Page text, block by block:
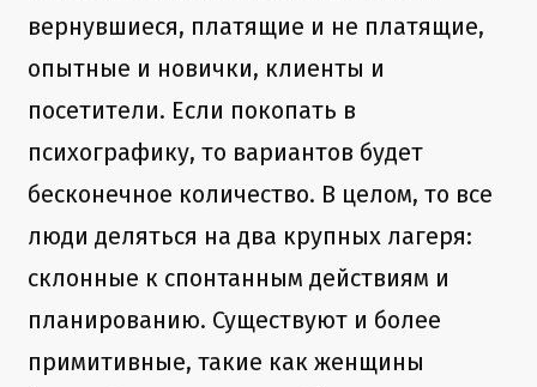
вернувшиеся, платящие и не платящие,
опытные и новички, клиенты и
посетители. Если покопать в
психографику, то вариантов будет
бесконечное количество. В целом, то все
люди деляться на два крупных лагеря:
склонные к спонтанным действиям и
планированию. Существуют и более
примитивные, такие как женщины